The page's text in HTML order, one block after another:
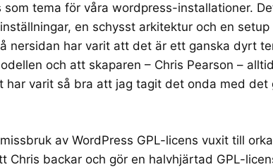
tema för våra wordpress-installationer.
en schysst arkitektur och en setup
nersidan har varit att det är ett ganska dyrt
och att skaparen – Chris Pearson – alltid
har varit så bra att jag tagit det onda med det
av WordPress GPL-licens vuxit till
Chris backar och gör en halvhjärtad GPL-